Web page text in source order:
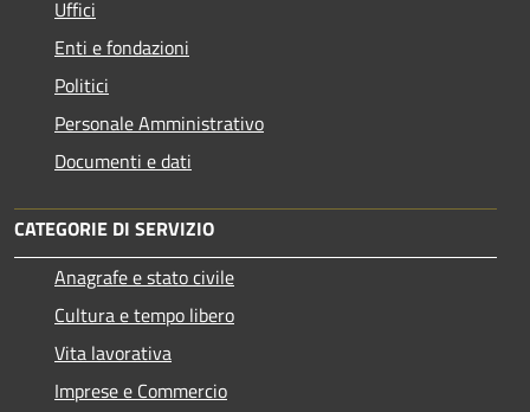
Uffici
Enti e fondazioni
Politici
Personale Amministrativo
Documenti e dati
CATEGORIE DI SERVIZIO
Anagrafe e stato civile
Cultura e tempo libero
Vita lavorativa
Imprese e Commercio